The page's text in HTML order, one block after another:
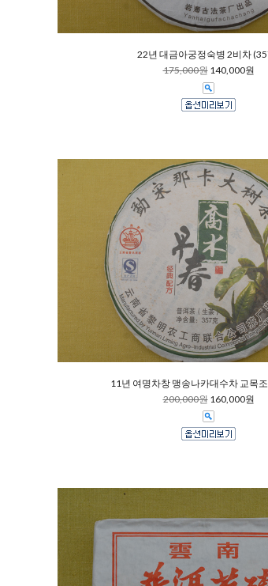
22년 대금아궁정숙병 2비차
175,000원 140,000원
11년 여명차창 맹송나카대수차 교목
200,000원 160,000원